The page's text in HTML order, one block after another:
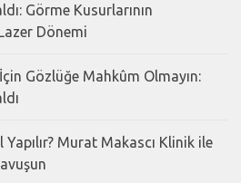
Görme Kusurlarının
Dönemi
Gözlüğe Mahkûm Olmayın:
Yapılır? Murat Makascı Klinik ile